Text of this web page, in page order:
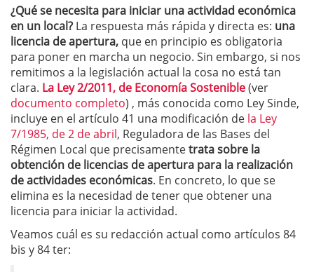
¿Qué se necesita para iniciar una actividad económica
en un local? La respuesta más rápida y directa es: una
licencia de apertura, que en principio es obligatoria
para poner en marcha un negocio. Sin embargo, si nos
remitimos a la legislación actual la cosa no está tan
clara. La Ley 2/2011, de Economía Sostenible(ver
documento completo) , más conocida como Ley Sinde,
incluye en el artículo 41 una modificación de la Ley
7/1985, de 2 de abril, Reguladora de las Bases del
Régimen Local que precisamentetrata sobre la
obtención de licencias de apertura para la realización
de actividades económicas. En concreto, lo que se
elimina es la necesidad de tener que obtener una
licencia para iniciar la actividad.
Veamos cuál es su redacción actual como artículos 84
bis y 84 ter: